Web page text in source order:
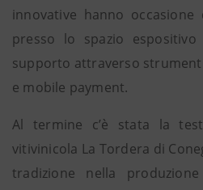
innovative hanno
presso lo spazio
supporto attraverso
e mobile payment.
Al termine c’è stata la
vitivinicola La Tordera di
tradizione nella